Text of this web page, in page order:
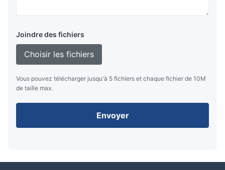
Joindre des fichiers
Choisir les fichiers
Vous pouvez télécharger jusqu'à 5 fichiers et chaque fichier de 10M
de taille max.
Envoyer